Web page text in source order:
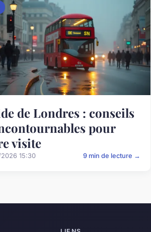
de Londres : conseils
pour
visite
15:30 9 min de lecture →